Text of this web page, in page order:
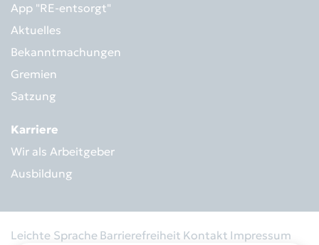
App "RE-entsorgt"
Aktuelles
Bekanntmachungen
Gremien
Satzung
Karriere
Wir als Arbeitgeber
Ausbildung
Leichte Sprache Barrierefreiheit Kontakt Impressum